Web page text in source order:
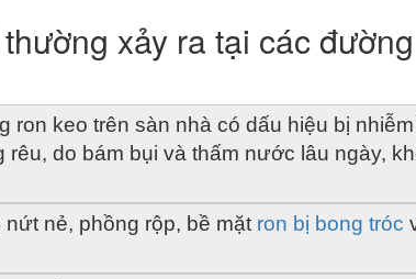
xảy ra tại các
ron keo trên sàn nhà có dấu hiệu bị
rêu, do bám bụi và thấm nước lâu ngày,
nẻ, phồng rộp, bề mặt ron bị bong tróc